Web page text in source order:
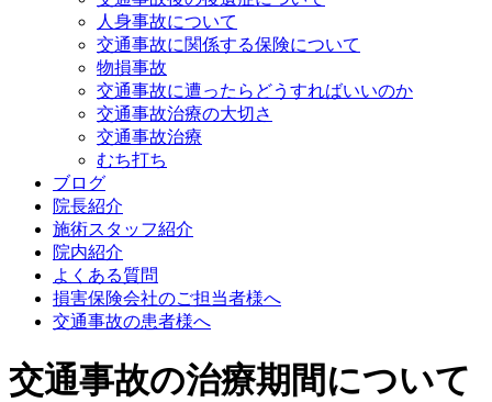
人身事故について
交通事故に関係する保険について
物損事故
交通事故に遭ったらどうすればいいのか
交通事故治療の大切さ
交通事故治療
むち打ち
ブログ
院長紹介
施術スタッフ紹介
院内紹介
よくある質問
損害保険会社のご担当者様へ
交通事故の患者様へ
交通事故の治療期間について